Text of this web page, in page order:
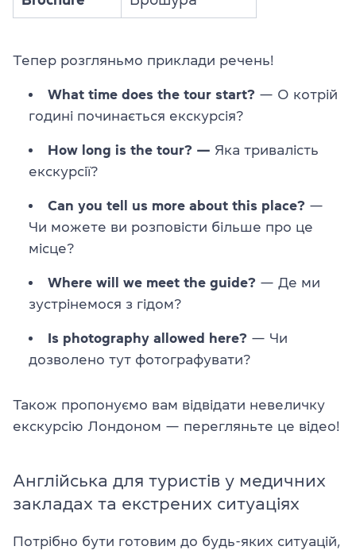
Тепер розгляньмо приклади речень!
What time does the tour start? — О котрій
годині починається екскурсія?
How long is the tour? — Яка тривалість
екскурсії?
Can you tell us more about this place? —
Чи можете ви розповісти більше про це
місце?
Where will we meet the guide? — Де ми
зустрінемося з гідом?
Is photography allowed here? — Чи
дозволено тут фотографувати?
Також пропонуємо вам відвідати невеличку
екскурсію Лондоном — перегляньте це відео!
Англійська для туристів у медичних
закладах та екстрених ситуаціях
Потрібно бути готовим до будь-яких ситуацій,